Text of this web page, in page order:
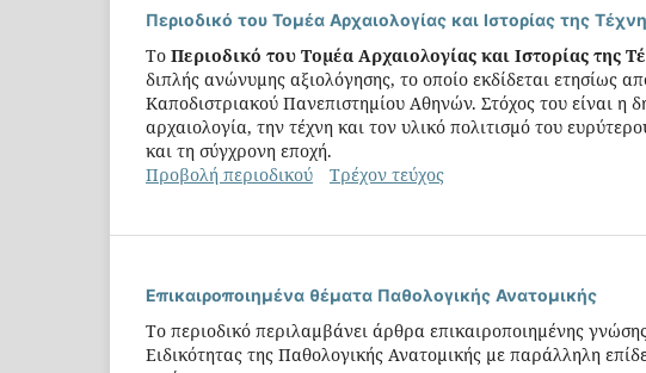
Περιοδικό του Τομέα Αρχαιολογίας και Ιστορίας της
Tο Περιοδικό του Τομέα Αρχαιολογίας και Ιστορίας της
διπλής ανώνυμης αξιολόγησης, το οποίο εκδίδεται ετησίως
Καποδιστριακού Πανεπιστημίου Αθηνών. Στόχος του είναι η
αρχαιολογία, την τέχνη και τον υλικό πολιτισμό του
και τη σύγχρονη εποχή.
Προβολή περιοδικού
Τρέχον τεύχος
Επικαιροποιημένα θέματα Παθολογικής Ανατομικής
Το περιοδικό περιλαμβάνει άρθρα επικαιροποιημένης
Ειδικότητας της Παθολογικής Ανατομικής με παράλληλη